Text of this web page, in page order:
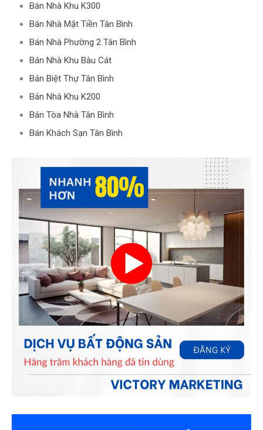
Bán Nhà Khu K300
Bán Nhà Mặt Tiền Tân Bình
Bán Nhà Phường 2 Tân Bình
Bán Nhà Khu Bàu Cát
Bán Biệt Thự Tân Bình
Bán Nhà Khu K200
Bán Tòa Nhà Tân Bình
Bán Khách Sạn Tân Bình